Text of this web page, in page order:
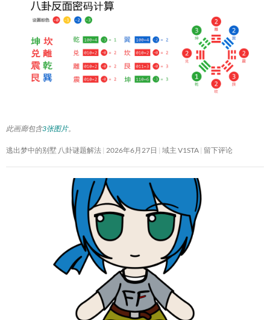
此画廊包含3张图片。
逃出梦中的别墅 八卦谜题解法 2026年6月27日 域主 V1STA 留下评论